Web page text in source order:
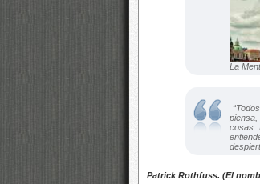
La
piensa,
cosas.
Patrick Rothfuss. (El